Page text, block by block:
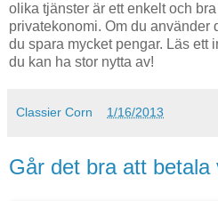
olika tjänster är ett enkelt och
privatekonomi. Om du använder
du spara mycket pengar. Läs ett
du kan ha stor nytta av!
Classier Corn 1/16/2013
Går det bra att betala